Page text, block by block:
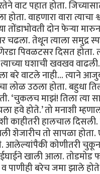
वाट पहात होता.
वाहणारा वारा
तोंडाभोवती दोन फेर्‍या
तेथून त्याला समुद्र
पिवळटसर दिसत होता.
घशाची खवखव
बरे वाटले नाही... त्याने
लोळ उठला होता. बहुधा
‘चुकलच माझं! तिला त्या
हवे होते.’ तो मनाशी
काहीतरी हालचाल
शेजारीच तो सापळा
आलेल्यांपैकी कोणीतरी
खाली आला. तोडमोड
पाणीही बरेच जमा झाले